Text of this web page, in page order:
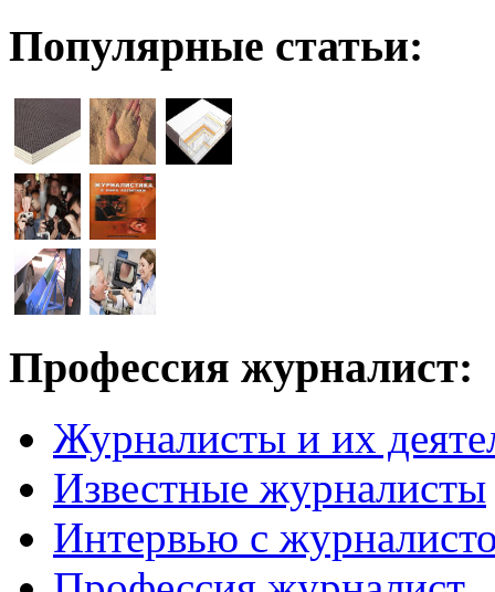
Популярные статьи:
Профессия журналист:
Журналисты и их
Известные журналисты
Интервью с